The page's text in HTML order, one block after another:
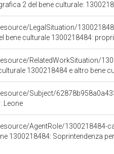
2 del bene culturale:
LegalSituation/
bene culturale 1300218484:
RelatedWorkSituation/
1300218484 e altro bene
Subject/
Leone
AgentRole/1300218484-
1300218484: Soprintendenza